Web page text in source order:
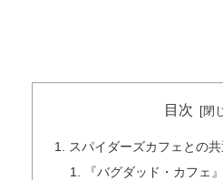
目次
スパイダーズカフェとの
『バグダッド・カフェ』